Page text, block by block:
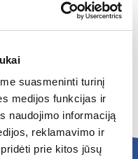
suasmeninti turinį
medijos funkcijas ir
naudojimo informaciją
reklamavimo ir
prie kitos jūsų